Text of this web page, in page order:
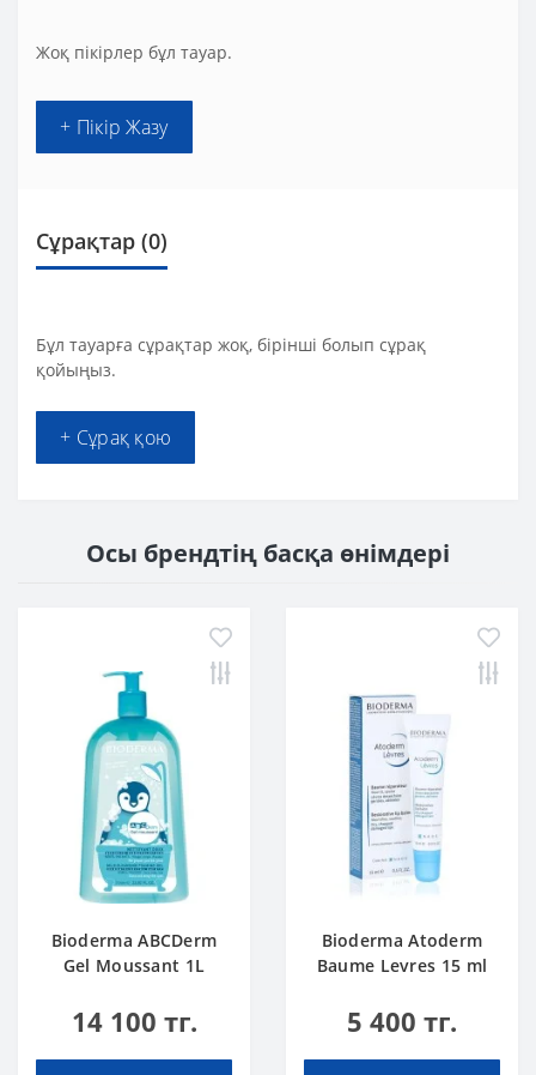
Жоқ пікірлер бұл тауар.
+ Пікір Жазу
Сұрақтар (0)
Бұл тауарға сұрақтар жоқ, бірінші болып сұрақ
қойыңыз.
+ Сұрақ қою
Осы брендтің басқа өнімдері
Bioderma ABCDerm
Gel Moussant 1L
14 100 тг.
Bioderma Atoderm
Baume Levres 15 ml
5 400 тг.